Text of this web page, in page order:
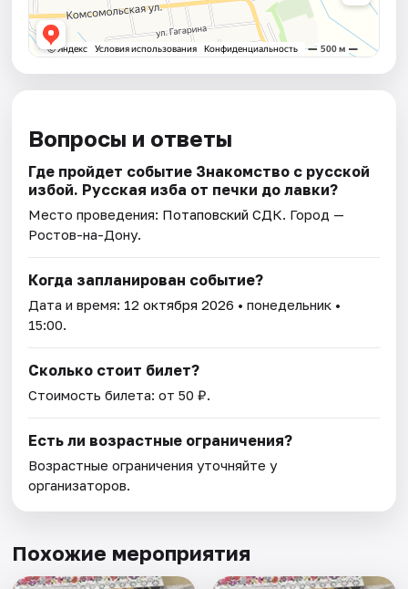
Вопросы и ответы
Где пройдет событие Знакомство с русской
избой. Русская изба от печки до лавки?
Место проведения: Потаповский СДК. Город —
Ростов-на-Дону.
Когда запланирован событие?
Дата и время: 12 октября 2026 • понедельник •
15:00.
Сколько стоит билет?
Стоимость билета: от 50 ₽.
Есть ли возрастные ограничения?
Возрастные ограничения уточняйте у
организаторов.
Похожие мероприятия